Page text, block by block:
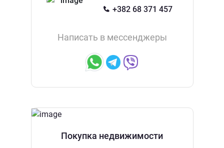
+382 68 371 457
Написать в мессенджеры
Покупка недвижимости